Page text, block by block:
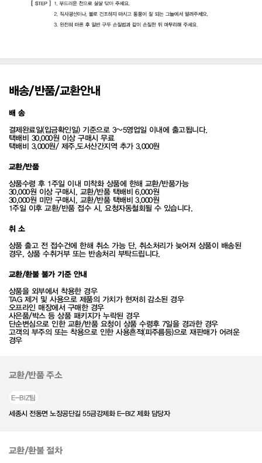
배송/반품/교환안내
배 송
결제완료일(입금확인일) 기준으로 3~5영업일 이내에 출고됩니다.
택배비 30,000원 이상 구매시 무료
택배비 3,000원/ 제주,도서산간지역 추가 3,000원
교환/반품
상품수령 후 1주일 이내 미착화 상품에 한해 교환/반품가능
30,000원 이상 구매시, 교환/반품 택배비 6,000원
30,000원 미만 구매시, 교환/반품 택배비 3,000원
1주일 이후 교환/반품 접수 시, 요청자동철회될 수 있습니다.
취 소
상품 출고 전 접수건에 한해 취소 가능 단, 취소처리가 늦어져 상품이 배송된
경우, 상품 수취거부 또는 반송처리 부탁드립니다.
교환/환불 불가 기준 안내
상품을 외부에서 착용한 경우
TAG 제거 및 사용으로 제품의 가치가 현저히 감소된 경우
오프라인 매장에서 구매한 경우
사은품/박스 등 상품 패키지가 누락된 경우
단순변심으로 인한 교환/반품 요청이 상품 수령후 7일을 경과한 경우
고객의 부주의 또는 착용으로 인한 사용흔적(피주름등)으로 재판매가 어려운
경우
교환/반품 주소
E-BIZ팀
세종시 전동면 노장공단길 55금강제화 E-BIZ 제화 담당자
교환/환불 절차